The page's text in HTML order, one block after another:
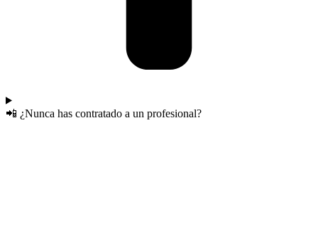
📲 ¿Nunca has contratado a un profesional?